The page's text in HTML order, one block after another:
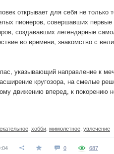
открывает для себя не только
пионеров, совершавших первые
создававших легендарные
во времени, знакомство с
указывающий направление к
кругозора, на смелые
движению вперед, к покорению
хобби мимолетное увлечение
0 687